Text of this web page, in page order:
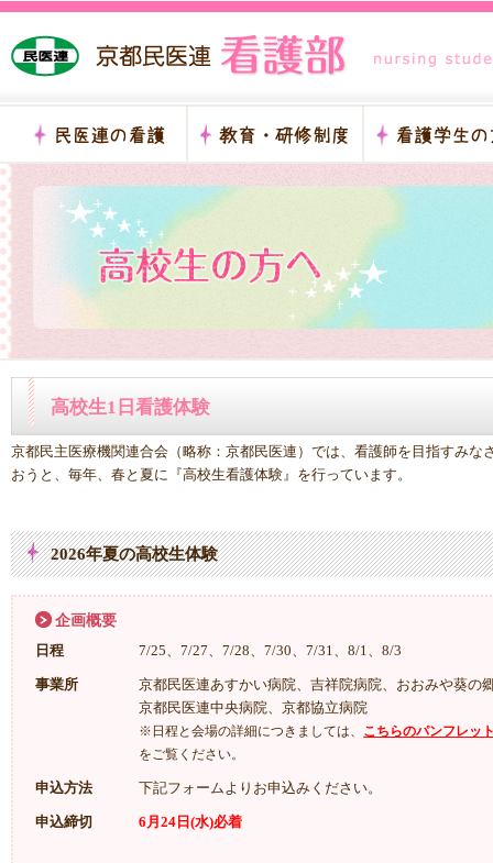
高校生1日看護体験
京都民主医療機関連合会（略称：京都民医連）では、看護師を目指すみな
おうと、毎年、春と夏に『高校生看護体験』を行っています。
2026年夏の高校生体験
企画概要
日程 7/25、7/27、7/28、7/30、7/31、8/1、8/3
事業所
京都民医連あすかい病院、吉祥院病院、おおみや葵の
京都民医連中央病院、京都協立病院
※日程と会場の詳細につきましては、 こちらのパンフレッ
をご覧ください。
申込方法 下記フォームよりお申込みください。
申込締切 6月24日(水)必着